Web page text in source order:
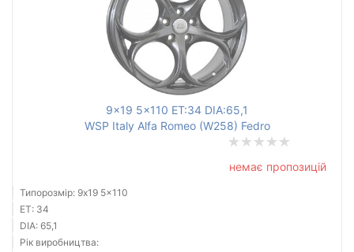
9x19 5x110 ET:34 DIA:65,1
WSP Italy Alfa Romeo (W258) Fedro
немає пропозицій
Типорозмір: 9x19 5x110
ET: 34
DIA: 65,1
Рік виробництва: